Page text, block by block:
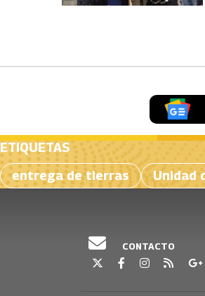
ETIQUETAS
entrega de tierras
Unidad
CONTACTO